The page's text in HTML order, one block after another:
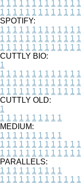
1 1 1 1 1 1 1 1 1 1 1 1 1
1 1 1 1 1 1 1 1 1 1 1 1 1
SPOTIFY:
1 1 1 1 1 1 1 1 1 1 1 1 1
1 1 1 1 1 1 1 1 1 1 1 1 1
1 1 1 1 1 1 1 1 1 1 1 1 1
CUTTLY BIO:
1
1 1 1 1 1 1 1 1 1 1 1 1 1
1 1 1 1 1 1 1 1 1 1 1 1 1
1 1 1 1 1 1 1 1 1 1 1 1 1
CUTTLY OLD:
1
1 1 1 1 1 1 1 1 1 1
MEDIUM:
1 1 1 1 1 1 1 1 1 1
1 1 1 1 1 1 1 1 1 1 1 1 1
1 1 1 1 1 1 1 1 1 1 1 1 1
PARALLELS:
1 1 1 1 1 1 1 1 1 1
1 1 1 1 1 1 1 1 1 1 1 1 1